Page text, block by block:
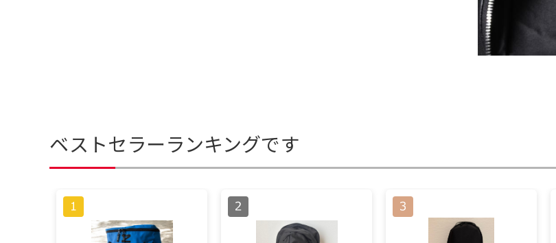
ベストセラーランキングです